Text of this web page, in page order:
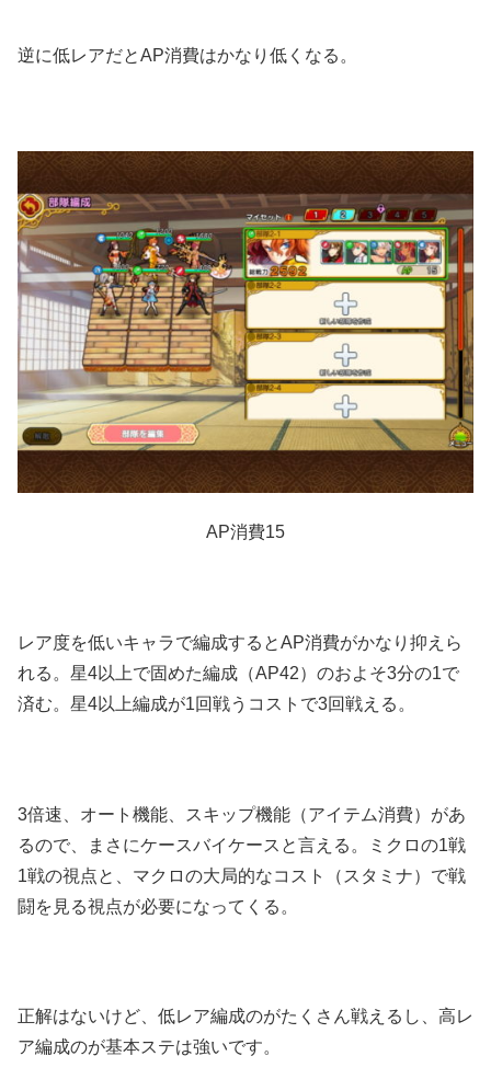
逆に低レアだとAP消費はかなり低くなる。
AP消費15
レア度を低いキャラで編成するとAP消費がかなり抑えら
れる。星4以上で固めた編成（AP42）のおよそ3分の1で
済む。星4以上編成が1回戦うコストで3回戦える。
3倍速、オート機能、スキップ機能（アイテム消費）があ
るので、まさにケースバイケースと言える。ミクロの1戦
1戦の視点と、マクロの大局的なコスト（スタミナ）で戦
闘を見る視点が必要になってくる。
正解はないけど、低レア編成のがたくさん戦えるし、高レ
ア編成のが基本ステは強いです。